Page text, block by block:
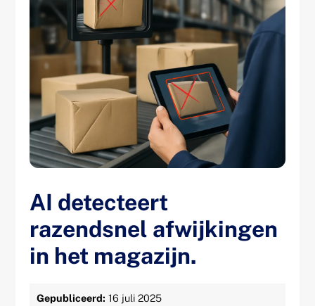
AI detecteert
razendsnel afwijkingen
in het magazijn.
Gepubliceerd: 16 juli 2025